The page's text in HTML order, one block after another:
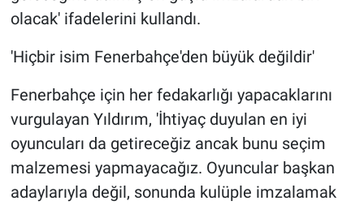
olacak' ifadelerini kullandı.
'Hiçbir isim Fenerbahçe'den büyük değildir'
Fenerbahçe için her fedakarlığı yapacaklarını
vurgulayan Yıldırım, 'İhtiyaç duyulan en iyi
oyuncuları da getireceğiz ancak bunu seçim
malzemesi yapmayacağız. Oyuncular başkan
adaylarıyla değil, sonunda kulüple imzalamak